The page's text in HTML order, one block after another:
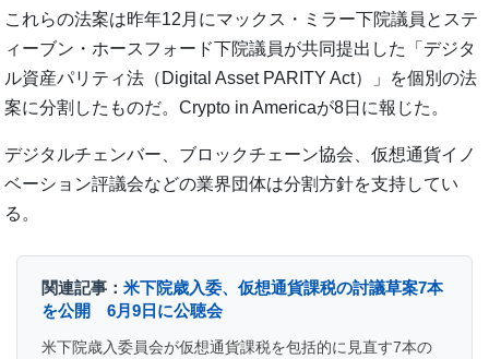
これらの法案は昨年12月にマックス・ミラー下院議員とステ
ィーブン・ホースフォード下院議員が共同提出した「デジタ
ル資産パリティ法（Digital Asset PARITY Act）」を個別の法
案に分割したものだ。Crypto in Americaが8日に報じた。
デジタルチェンバー、ブロックチェーン協会、仮想通貨イノ
ベーション評議会などの業界団体は分割方針を支持してい
る。
関連記事：米下院歳入委、仮想通貨課税の討議草案7本
を公開 6月9日に公聴会
米下院歳入委員会が仮想通貨課税を包括的に見直す7本の